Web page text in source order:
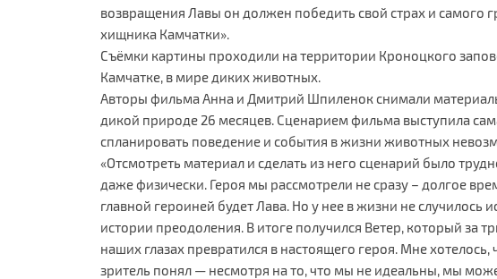
возвращения Лавы он должен победить свой страх и самого
хищника Камчатки».
Съёмки картины проходили на территории Кроноцкого
Камчатке, в мире диких животных.
Авторы фильма Анна и Дмитрий Шпиленок снимали
дикой природе 26 месяцев. Сценарием фильма выступила
спланировать поведение и события в жизни животных
«Отсмотреть материал и сделать из него сценарий было
даже физически. Героя мы рассмотрели не сразу – долгое
главной героиней будет Лава. Но у нее в жизни не случилось
истории преодоления. В итоге получился Ветер, который за
наших глазах превратился в настоящего героя. Мне хотелось,
зритель понял — несмотря на то, что мы не идеальны, мы